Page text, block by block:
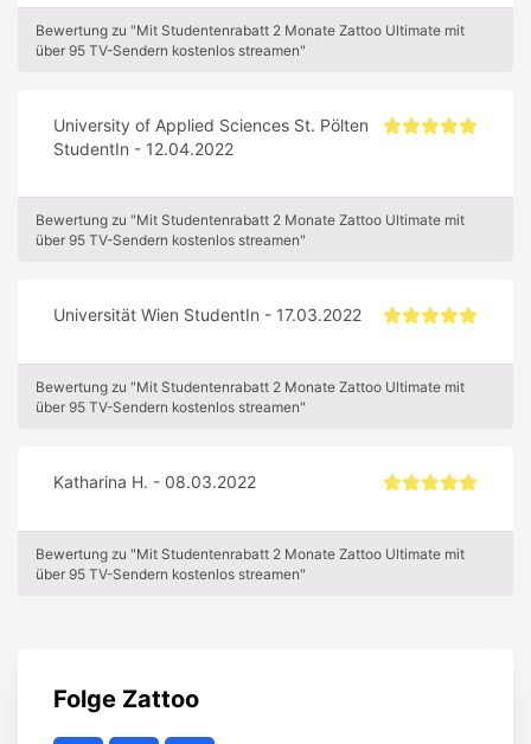
Bewertung zu "Mit Studentenrabatt 2 Monate Zattoo Ultimate mit
über 95 TV-Sendern kostenlos streamen"
University of Applied Sciences St. Pölten
StudentIn - 12.04.2022
Bewertung zu "Mit Studentenrabatt 2 Monate Zattoo Ultimate mit
über 95 TV-Sendern kostenlos streamen"
Universität Wien StudentIn - 17.03.2022
Bewertung zu "Mit Studentenrabatt 2 Monate Zattoo Ultimate mit
über 95 TV-Sendern kostenlos streamen"
Katharina H. - 08.03.2022
Bewertung zu "Mit Studentenrabatt 2 Monate Zattoo Ultimate mit
über 95 TV-Sendern kostenlos streamen"
Folge Zattoo